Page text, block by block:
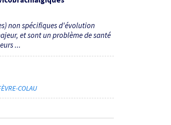
non spécifiques d'évolution
et sont un problème de santé
...
COLAU